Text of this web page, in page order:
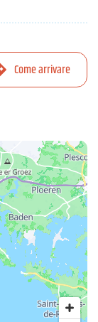
Come arrivare